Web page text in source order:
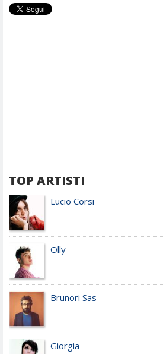
TOP ARTISTI
Lucio Corsi
Olly
Brunori Sas
Giorgia